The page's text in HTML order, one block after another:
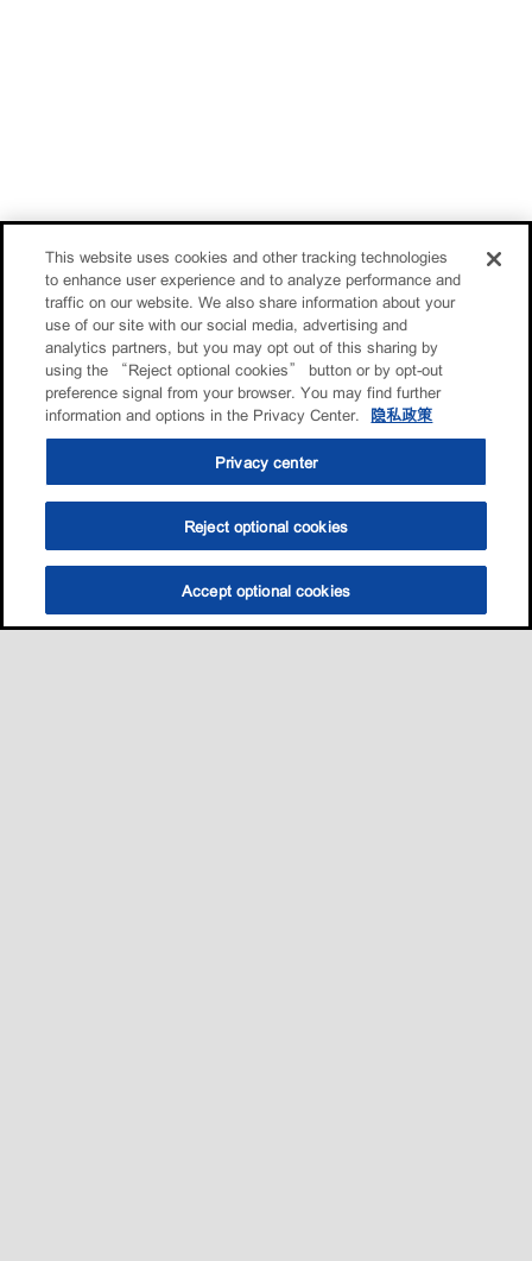
This website uses cookies and other tracking technologies
to enhance user experience and to analyze performance and
traffic on our website. We also share information about your
use of our site with our social media, advertising and
analytics partners, but you may opt out of this sharing by
using the “Reject optional cookies” button or by opt-out
preference signal from your browser. You may find further
information and options in the Privacy Center.
隐私政策
Privacy center
Reject optional cookies
Accept optional cookies